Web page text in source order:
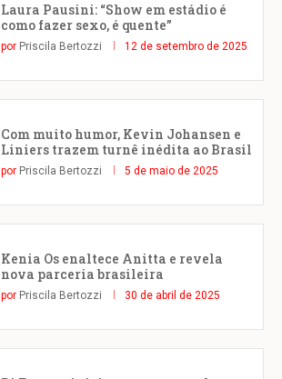
Laura Pausini: “Show em estádio é
como fazer sexo, é quente”
por Priscila Bertozzi 12 de setembro de 2025
Com muito humor, Kevin Johansen e
Liniers trazem turnê inédita ao Brasil
por Priscila Bertozzi 5 de maio de 2025
Kenia Os enaltece Anitta e revela
nova parceria brasileira
por Priscila Bertozzi 30 de abril de 2025